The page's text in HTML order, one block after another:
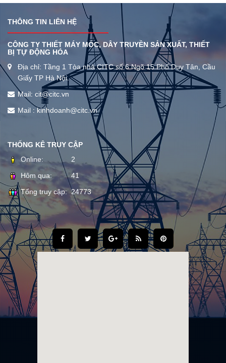
THÔNG TIN LIÊN HỆ
CÔNG TY THIẾT MÁY MÓC, DÂY TRUYỀN SẢN XUẤT, THIẾT
BỊ TỰ ĐỘNG HÓA
Địa chỉ: Tầng 1 Tòa nhà CITC số 6 Ngõ 15 Phố Duy Tân, Cầu
Giấy TP Hà Nội.
Mail: cit@citc.vn
Mail : kinhdoanh@citc.vn
THỐNG KÊ TRUY CẬP
Online:
2
Hôm qua:
41
Tổng truy cập: 24773